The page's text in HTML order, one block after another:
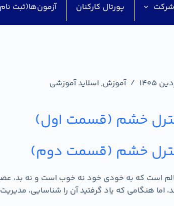
پورتال کارکنان آزمون‌ها(ثبت
آموزش, اسلاید آموزشی
خشم (قسمت اول)
خشم (قسمت دوم)
که به خودی خود نه خوب است و نه بد،
اما هنگامی که یاد گرفتید آن را شناسایی،